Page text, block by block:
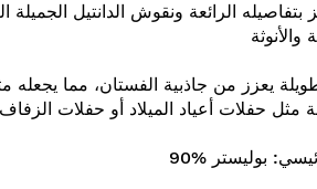
بتفاصيله الرائعة ونقوش الدانتيل الجميلة
يعزز من جاذبية الفستان، مما يجعله
مثل حفلات أعياد الميلاد أو حفلات الزفاف
بوليستر %90